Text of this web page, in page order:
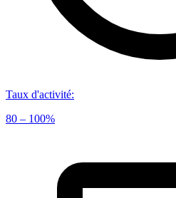
Taux d'activité:
80 – 100%